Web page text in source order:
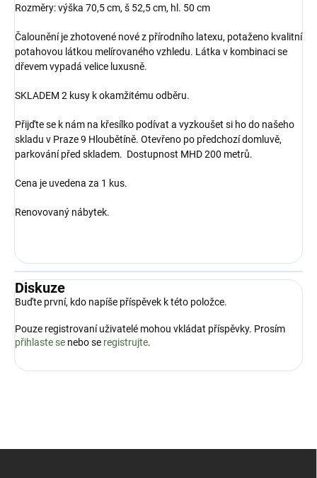
Rozměry: výška 70,5 cm, š 52,5 cm, hl. 50 cm
Čalounění je zhotovené nové z přírodního latexu, potaženo kvalitní
potahovou látkou melírovaného vzhledu. Látka v kombinaci se
dřevem vypadá velice luxusně.
SKLADEM 2 kusy k okamžitému odběru.
Přijďte se k nám na křesílko podívat a vyzkoušet si ho do našeho
skladu v Praze 9 Hloubětíně. Otevřeno po předchozí domluvě,
parkování před skladem. Dostupnost MHD 200 metrů.
Cena je uvedena za 1 kus.
Renovovaný nábytek.
Diskuze
Buďte první, kdo napíše příspěvek k této položce.
Pouze registrovaní uživatelé mohou vkládat příspěvky. Prosím
přihlaste se nebo se registrujte.